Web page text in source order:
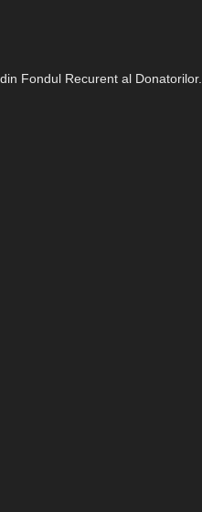
Fondul Recurent al Donatorilor.